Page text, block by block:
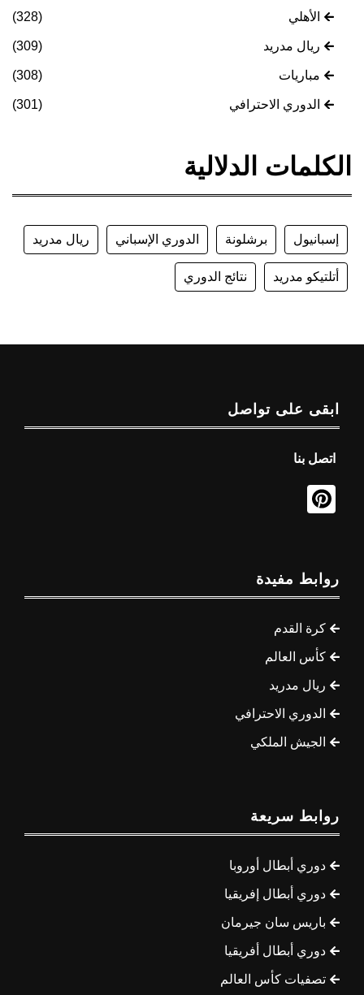
الأهلي (328)
ريال مدريد (309)
مباريات (308)
الدوري الاحترافي (301)
الكلمات الدلالية
إسبانيول برشلونة الدوري الإسباني ريال مدريد
أتلتيكو مدريد نتائج الدوري
ابقى على تواصل
اتصل بنا
روابط مفيدة
كرة القدم
كأس العالم
ريال مدريد
الدوري الاحترافي
الجيش الملكي
روابط سريعة
دوري أبطال أوروبا
دوري أبطال إفريقيا
باريس سان جيرمان
دوري أبطال أفريقيا
تصفيات كأس العالم